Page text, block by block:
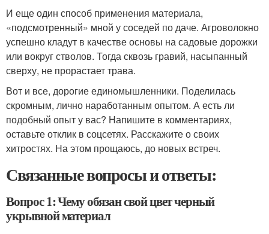
И еще один способ применения материала,
«подсмотренный» мной у соседей по даче. Агроволокно
успешно кладут в качестве основы на садовые дорожки
или вокруг стволов. Тогда сквозь гравий, насыпанный
сверху, не прорастает трава.
Вот и все, дорогие единомышленники. Поделилась
скромным, лично наработанным опытом. А есть ли
подобный опыт у вас? Напишите в комментариях,
оставьте отклик в соцсетях. Расскажите о своих
хитростях. На этом прощаюсь, до новых встреч.
Связанные вопросы и ответы:
Вопрос 1: Чему обязан свой цвет черный
укрывной материал